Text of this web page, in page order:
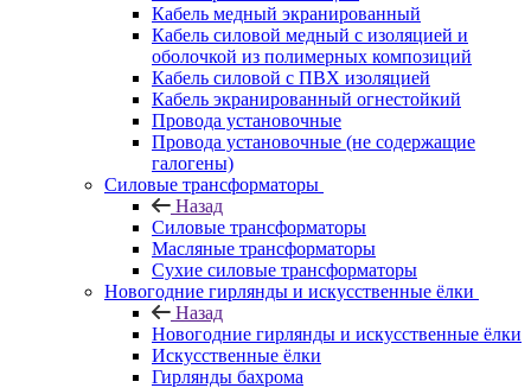
Кабель медный экранированный
Кабель силовой медный с изоляцией и
оболочкой из полимерных композиций
Кабель силовой с ПВХ изоляцией
Кабель экранированный огнестойкий
Провода установочные
Провода установочные (не содержащие
галогены)
Силовые трансформаторы
Назад
Силовые трансформаторы
Масляные трансформаторы
Сухие силовые трансформаторы
Новогодние гирлянды и искусственные ёлки
Назад
Новогодние гирлянды и искусственные ёлки
Искусственные ёлки
Гирлянды бахрома